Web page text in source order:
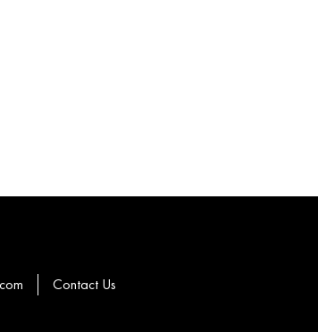
Contact Us